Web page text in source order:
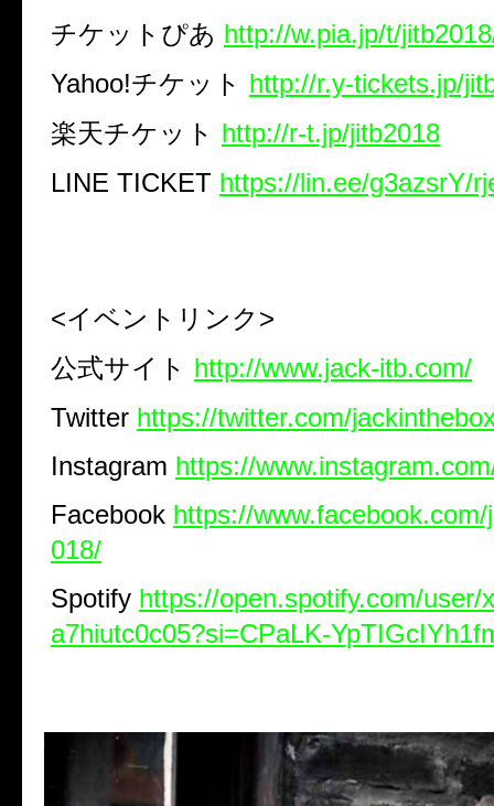
チケットぴあ http://w.pia.jp/t/
Yahoo!チケット http://r.y-tickets.jp/
楽天チケット http://r-t.jp/jitb2018
LINE TICKET https://lin.ee/g3azsrY/
<イベントリンク >
公式サイト http://www.jack-itb.com/
Twitter https://twitter.com/
Instagram https://
Facebook https://
018/
Spotify https://open.spotify.com/user/
a7hiutc0c05?si=CPaLK-